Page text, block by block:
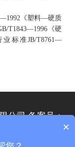
《塑料—硬质
T1843—1996《硬
标准JB/T8761—
公司 备案号：
×